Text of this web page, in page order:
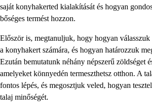
saját konyhakerted kialakítását és hogyan
bőséges termést hozzon.
Először is, megtanuljuk, hogy hogyan
a konyhakert számára, és hogyan határozzuk
Ezután bemutatunk néhány népszerű zöldséget
amelyeket könnyedén termeszthetsz otthon. A
fontos lépés, és megosztjuk veled, hogyan
talaj minőségét.